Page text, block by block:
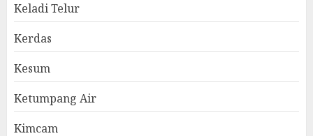
Keladi Telur
Kerdas
Kesum
Ketumpang Air
Kimcam